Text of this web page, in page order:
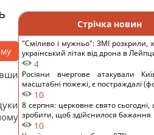
Стрічка новин
"Сміливо і мужньо": ЗМІ розкрили,
український літак від дрона в
4
Росіяни вчергове атакували
масштабні пожежі, є постраждалі
10
8 серпня: церковне свято сьогодні,
зробити, щоб здійснилося бажання
10